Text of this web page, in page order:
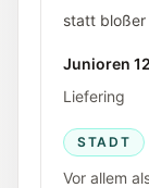
statt bloßer
Junioren
Liefering
STADT
Vor allem